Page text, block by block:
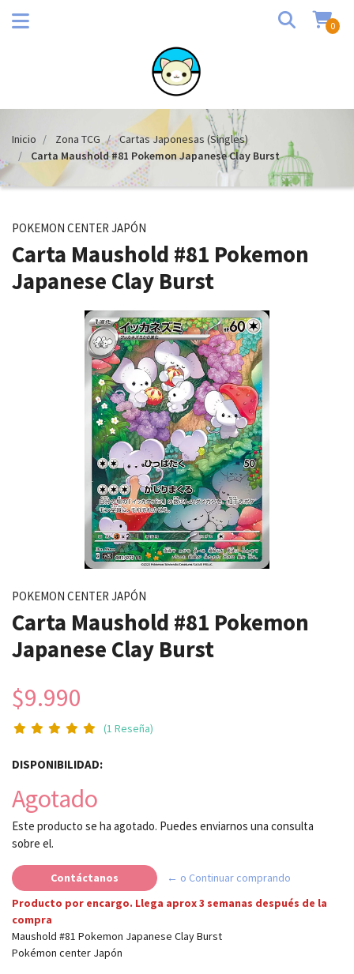
0
Inicio Zona TCG
Cartas Japonesas (Singles)
Carta Maushold #81 Pokemon Japanese Clay Burst
POKEMON CENTER JAPÓN
Carta Maushold #81 Pokemon
Japanese Clay Burst
POKEMON CENTER JAPÓN
Carta Maushold #81 Pokemon
Japanese Clay Burst
$9.990
(1 Reseña)
DISPONIBILIDAD:
Agotado
Este producto se ha agotado. Puedes enviarnos una consulta
sobre el.
Contáctanos
← o Continuar comprando
Producto por encargo. Llega aprox 3 semanas después de la
compra
Maushold #81 Pokemon Japanese Clay Burst
Pokémon center Japón